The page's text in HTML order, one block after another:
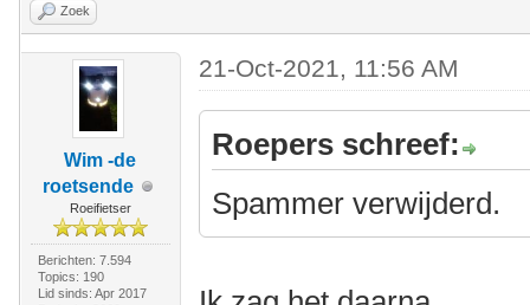
Zoek
Wim -de
roetsende
Roeifietser
Berichten: 7.594
Topics: 190
Lid sinds: Apr 2017
21-Oct-2021, 11:56 AM
Roepers schreef:
Spammer verwijderd.